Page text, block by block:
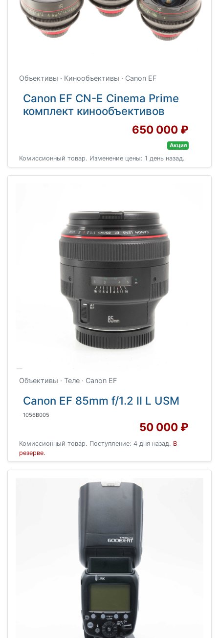
Объективы · Кинообъективы · Canon EF
Canon EF CN-E Cinema Prime
комплект кинообъективов
650 000 ₽
Акция
Комиссионный товар. Изменение цены: 1 день назад.
Объективы · Теле · Canon EF
Canon EF 85mm f/1.2 II L USM
1056B005
50 000 ₽
Комиссионный товар. Поступление: 4 дня назад. В
резерве.